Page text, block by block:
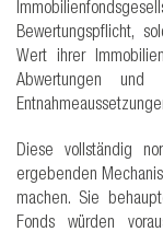
Bewertungspflicht,
Wert ihrer
Abwertungen und
Diese vollständig
ergebenden
machen. Sie
Fonds würden